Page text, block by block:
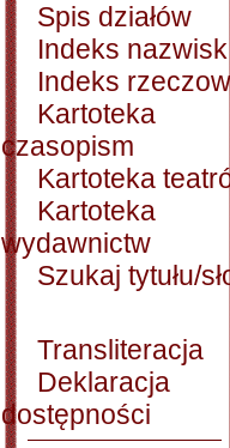
Spis działów
Indeks nazwisk
Indeks
Kartoteka
czasopism
Kartoteka
Kartoteka
wydawnictw
Szukaj tytułu/
Transliteracja
Deklaracja
dostępności